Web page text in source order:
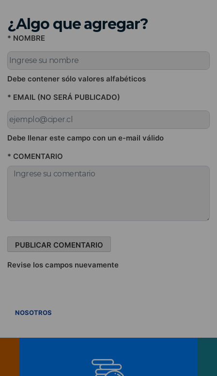
¿Algo que agregar?
* NOMBRE
Debe contener sólo valores alfabéticos
* EMAIL (NO SERÁ PUBLICADO)
Debe llenar este campo con un e-mail válido
* COMENTARIO
Revise los campos nuevamente
NOSOTROS